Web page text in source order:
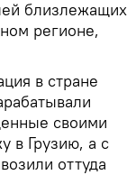
близлежащих
регионе,
в стране
своими
в Грузию, а с
оттуда